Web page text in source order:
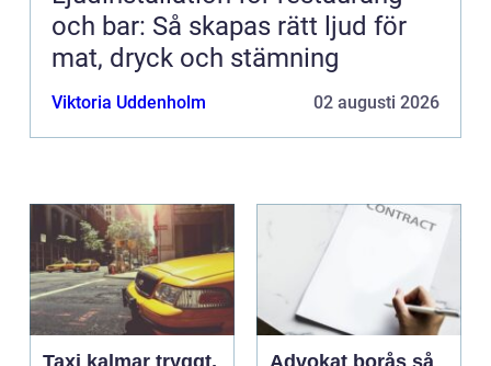
och bar: Så skapas rätt ljud för
mat, dryck och stämning
Viktoria Uddenholm 02 augusti 2026